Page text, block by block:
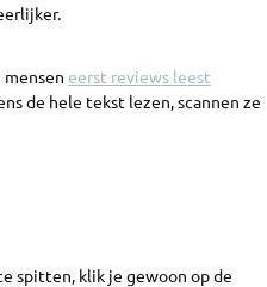
eerst reviews leest
de hele tekst lezen, scannen ze
spitten, klik je gewoon op de